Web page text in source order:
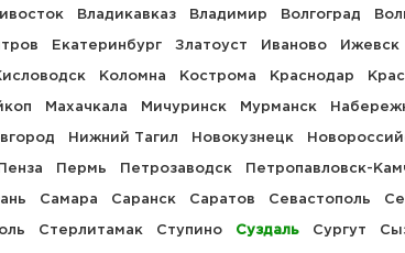
Владикавказ Владимир Волгоград
Екатеринбург Златоуст Иваново Ижевск
Коломна Кострома Краснодар
Махачкала Мичуринск Мурманск
Нижний Тагил Новокузнецк
Пенза Пермь Петрозаводск Петропавловск-
Самара Саранск Саратов Севастополь
Стерлитамак Ступино Суздаль Сургут